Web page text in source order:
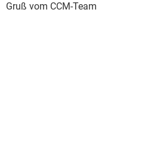
Gruß vom CCM-Team